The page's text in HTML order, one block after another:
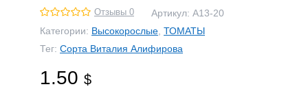
Отзывы 0 Артикул: А13-20
Категории: Высокорослые ТОМАТЫ
Тег: Сорта Виталия Алифирова
1.50 $